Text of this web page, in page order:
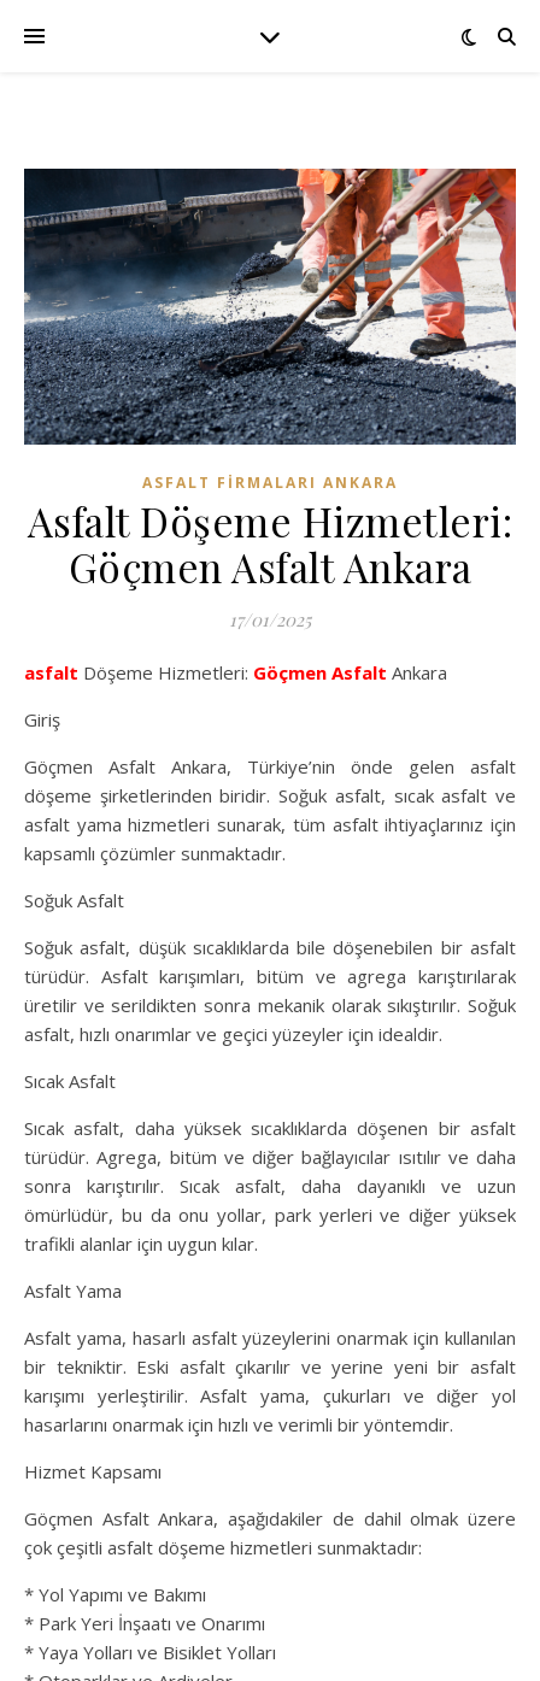
ASFALT FIRMALARI ANKARA
Asfalt Döşeme Hizmetleri:
Göçmen Asfalt Ankara
17/01/2025
asfalt Döşeme Hizmetleri: Göçmen Asfalt Ankara
Giriş
Göçmen Asfalt Ankara, Türkiye’nin önde gelen asfalt
döşeme şirketlerinden biridir. Soğuk asfalt, sıcak asfalt ve
asfalt yama hizmetleri sunarak, tüm asfalt ihtiyaçlarınız için
kapsamlı çözümler sunmaktadır.
Soğuk Asfalt
Soğuk asfalt, düşük sıcaklıklarda bile döşenebilen bir asfalt
türüdür. Asfalt karışımları, bitüm ve agrega karıştırılarak
üretilir ve serildikten sonra mekanik olarak sıkıştırılır. Soğuk
asfalt, hızlı onarımlar ve geçici yüzeyler için idealdir.
Sıcak Asfalt
Sıcak asfalt, daha yüksek sıcaklıklarda döşenen bir asfalt
türüdür. Agrega, bitüm ve diğer bağlayıcılar ısıtılır ve daha
sonra karıştırılır. Sıcak asfalt, daha dayanıklı ve uzun
ömürlüdür, bu da onu yollar, park yerleri ve diğer yüksek
trafikli alanlar için uygun kılar.
Asfalt Yama
Asfalt yama, hasarlı asfalt yüzeylerini onarmak için kullanılan
bir tekniktir. Eski asfalt çıkarılır ve yerine yeni bir asfalt
karışımı yerleştirilir. Asfalt yama, çukurları ve diğer yol
hasarlarını onarmak için hızlı ve verimli bir yöntemdir.
Hizmet Kapsamı
Göçmen Asfalt Ankara, aşağıdakiler de dahil olmak üzere
çok çeşitli asfalt döşeme hizmetleri sunmaktadır:
* Yol Yapımı ve Bakımı
* Park Yeri İnşaatı ve Onarımı
* Yaya Yolları ve Bisiklet Yolları